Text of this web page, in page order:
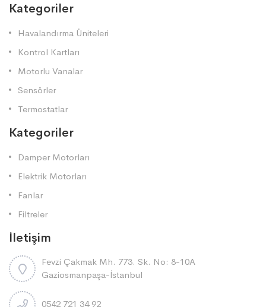
Kategoriler
Havalandırma Üniteleri
Kontrol Kartları
Motorlu Vanalar
Sensörler
Termostatlar
Kategoriler
Damper Motorları
Elektrik Motorları
Fanlar
Filtreler
İletişim
Fevzi Çakmak Mh. 773. Sk. No: 8-10A
Gaziosmanpaşa-İstanbul
0542 721 34 92